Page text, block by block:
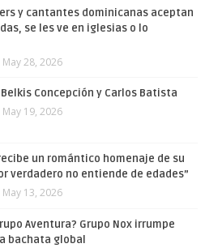
y cantantes dominicanas aceptan
se les ve en iglesias o lo
May 28, 2026
Concepción y Carlos Batista
May 19, 2026
un romántico homenaje de su
verdadero no entiende de edades”
May 13, 2026
Aventura? Grupo Nox irrumpe
bachata global